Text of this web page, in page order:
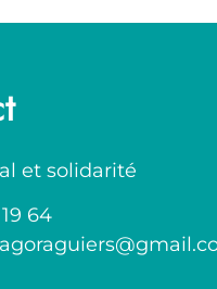
et solidarité
64